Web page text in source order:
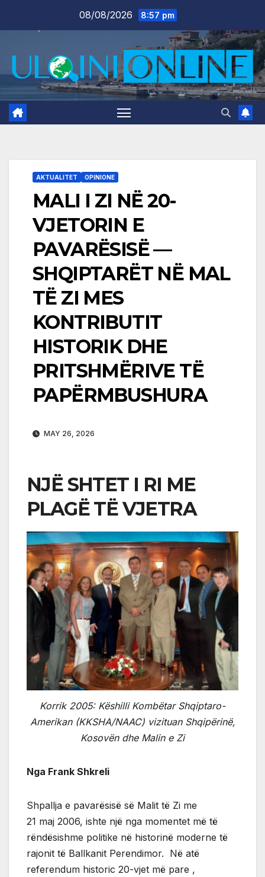
08/08/2026 8:57 pm
AKTUALITET OPINIONE
MALI I ZI NË 20-
VJETORIN E
PAVARËSISË —
SHQIPTARËT NË MAL
TË ZI MES
KONTRIBUTIT
HISTORIK DHE
PRITSHMËRIVE TË
PAPËRMBUSHURA
MAY 26, 2026
NJË SHTET I RI ME
PLAGË TË VJETRA
Korrik 2005: Këshilli Kombëtar Shqiptaro-
Amerikan (KKSHA/NAAC) vizituan Shqipërinë,
Kosovën dhe Malin e Zi
Nga Frank Shkreli
Shpallja e pavarësisë së Malit të Zi me
21 maj 2006, ishte një nga momentet më të
rëndësishme politike në historinë moderne të
rajonit të Ballkanit Perendimor. Në atë
referendum historic 20-vjet më pare ,